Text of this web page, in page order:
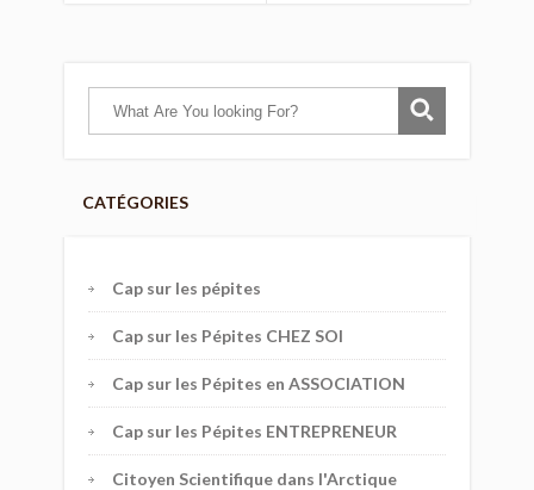
CATÉGORIES
Cap sur les pépites
Cap sur les Pépites CHEZ SOI
Cap sur les Pépites en ASSOCIATION
Cap sur les Pépites ENTREPRENEUR
Citoyen Scientifique dans l'Arctique